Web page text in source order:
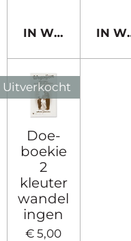
IN IN
Uitverkocht
Doe-
boekie
2
kleuter
wandel
ingen
€ 5,00